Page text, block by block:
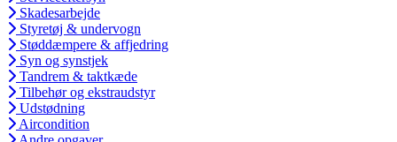
Skadesarbejde
Styretøj & undervogn
Støddæmpere & affjedring
Syn og synstjek
Tandrem & taktkæde
Tilbehør og ekstraudstyr
Udstødning
Aircondition